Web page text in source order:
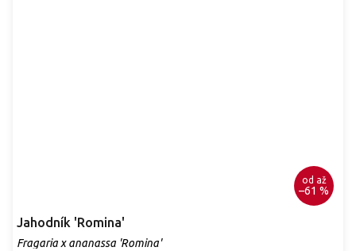
od až
–61 %
Jahodník 'Romina'
Fragaria x ananassa 'Romina'